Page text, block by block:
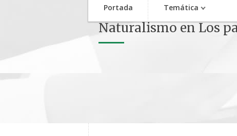
Portada Temática
Naturalismo en Los